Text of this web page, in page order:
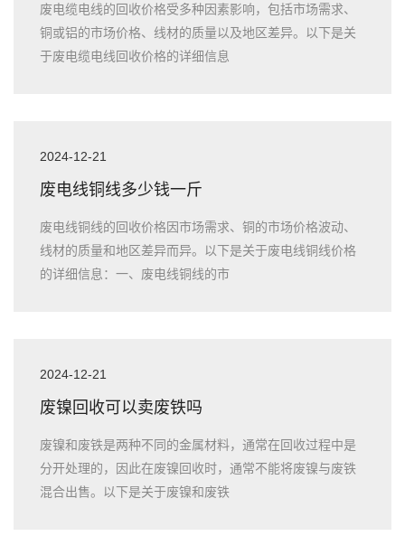
废电缆电线的回收价格受多种因素影响，包括市场需求、
铜或铝的市场价格、线材的质量以及地区差异。以下是关
于废电缆电线回收价格的详细信息
2024-12-21
废电线铜线多少钱一斤
废电线铜线的回收价格因市场需求、铜的市场价格波动、
线材的质量和地区差异而异。以下是关于废电线铜线价格
的详细信息：一、废电线铜线的市
2024-12-21
废镍回收可以卖废铁吗
废镍和废铁是两种不同的金属材料，通常在回收过程中是
分开处理的，因此在废镍回收时，通常不能将废镍与废铁
混合出售。以下是关于废镍和废铁